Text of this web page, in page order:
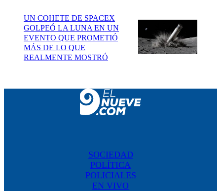
UN COHETE DE SPACEX
GOLPEÓ LA LUNA EN UN
EVENTO QUE PROMETIÓ
MÁS DE LO QUE
REALMENTE MOSTRÓ
SOCIEDAD
POLÍTICA
POLICIALES
EN VIVO